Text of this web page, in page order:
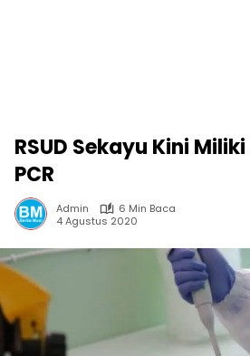
RSUD Sekayu Kini
PCR
Admin
6 Min Baca
4 Agustus 2020